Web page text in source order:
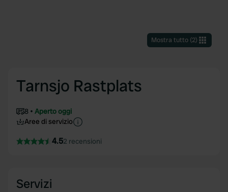
Mostra tutto(2)
Tarnsjo Rastplats
8
Aperto oggi
Aree di servizio
4.52 recensioni
Servizi